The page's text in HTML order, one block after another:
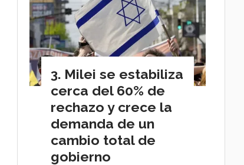
Milei se estabiliza
cerca del 60% de
rechazo y crece la
demanda de un
cambio total de
gobierno